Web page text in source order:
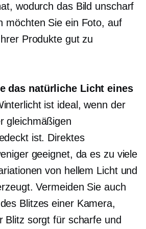
wodurch das Bild unscharf
möchten Sie ein Foto, auf
Produkte gut zu
das natürliche Licht eines
ist ideal, wenn der
gleichmäßigen
ist. Direktes
geeignet, da es zu viele
von hellem Licht und
Vermeiden Sie auch
Blitzes einer Kamera,
Blitz sorgt für scharfe und